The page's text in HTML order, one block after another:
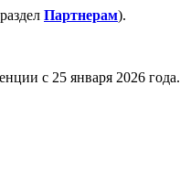
Партнерам).
с 25 января 2026 года.